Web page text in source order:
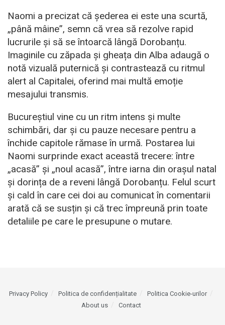
Naomi a precizat că șederea ei este una scurtă,
„până mâine”, semn că vrea să rezolve rapid
lucrurile și să se întoarcă lângă Dorobanțu.
Imaginile cu zăpada și gheața din Alba adaugă o
notă vizuală puternică și contrastează cu ritmul
alert al Capitalei, oferind mai multă emoție
mesajului transmis.
Bucureștiul vine cu un ritm intens și multe
schimbări, dar și cu pauze necesare pentru a
închide capitole rămase în urmă. Postarea lui
Naomi surprinde exact această trecere: între
„acasă” și „noul acasă”, între iarna din orașul natal
și dorința de a reveni lângă Dorobanțu. Felul scurt
și cald în care cei doi au comunicat în comentarii
arată că se susțin și că trec împreună prin toate
detaliile pe care le presupune o mutare.
Privacy Policy Politica de confidențialitate
Politica Cookie-urilor
About us
Contact